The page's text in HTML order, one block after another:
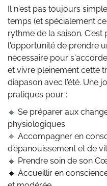
Il n'est pas toujours
temps (et spécialement
rythme de la saison.
l'opportunité de prendre
nécessaire pour
et vivre pleinement cette
diapason avec l'été. Une
pratiques pour :
🔸 Se préparer aux
physiologiques
🔸 Accompagner en
d’épanouissement et de
🔸 Prendre soin de son
🔸 Accueillir en